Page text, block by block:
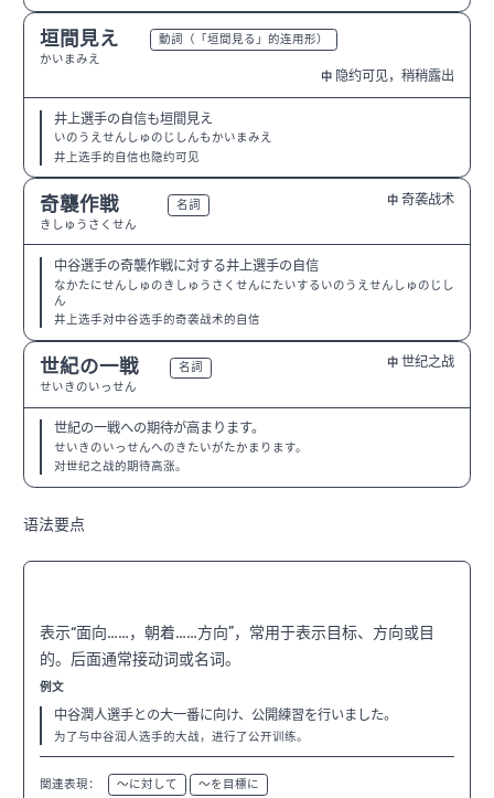
垣間見え
かいまみえ
動詞（「垣間見る」的连用形）
中 隐约可见，稍稍露出
井上選手の自信も垣間見え
いのうえせんしゅのじしんもかいまみえ
井上选手的自信也隐约可见
奇襲作戦
きしゅうさくせん
名詞 中 奇袭战术
中谷選手の奇襲作戦に対する井上選手の自信
なかたにせんしゅのきしゅうさくせんにたいするいのうえせんしゅのじし
ん
井上选手对中谷选手的奇袭战术的自信
世紀の一戦
せいきのいっせん
名詞 中 世纪之战
世紀の一戦への期待が高まります。
せいきのいっせんへのきたいがたかまります。
对世纪之战的期待高涨。
语法要点
表示“面向……，朝着……方向”，常用于表示目标、方向或目
的。后面通常接动词或名词。
例文
中谷潤人選手との大一番に向け、公開練習を行いました。
为了与中谷润人选手的大战，进行了公开训练。
関連表現： 〜に対して 〜を目標に